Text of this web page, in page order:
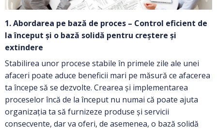
1. Abordarea pe bază de proces – Control eficient de
la început și o bază solidă pentru creștere și
extindere
Stabilirea unor procese stabile în primele zile ale unei
afaceri poate aduce beneficii mari pe măsură ce afacerea
ta începe să se dezvolte. Crearea și implementarea
proceselor încă de la început nu numai că poate ajuta
organizația ta să furnizeze produse și servicii
consecvente, dar va oferi, de asemenea, o bază solidă